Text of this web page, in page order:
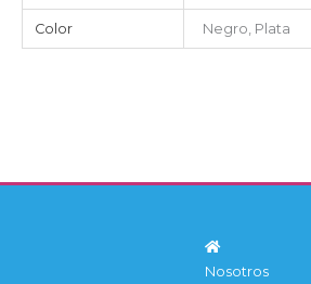
Color Negro, Plata
Nosotros